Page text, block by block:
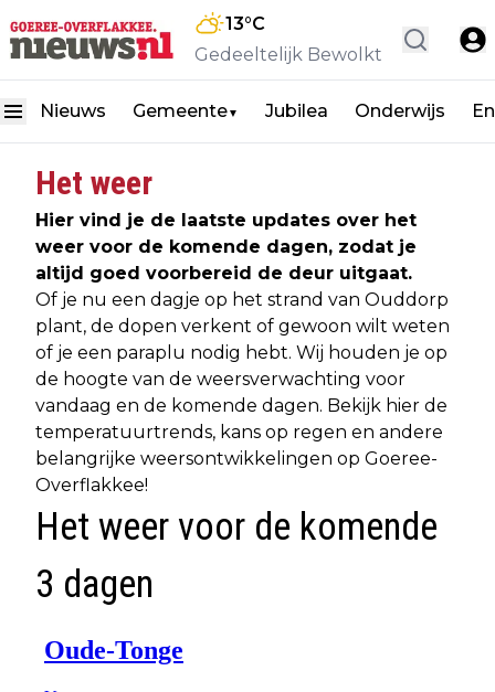
13°C
Gedeeltelijk Bewolkt
Nieuws Gemeente▼ Jubilea Onderwijs
Het weer
Hier vind je de laatste updates over het
weer voor de komende dagen, zodat je
altijd goed voorbereid de deur uitgaat.
Of je nu een dagje op het strand van Ouddorp
plant, de dopen verkent of gewoon wilt weten
of je een paraplu nodig hebt. Wij houden je op
de hoogte van de weersverwachting voor
vandaag en de komende dagen. Bekijk hier de
temperatuurtrends, kans op regen en andere
belangrijke weersontwikkelingen op Goeree-
Overflakkee!
Het weer voor de komende
3 dagen